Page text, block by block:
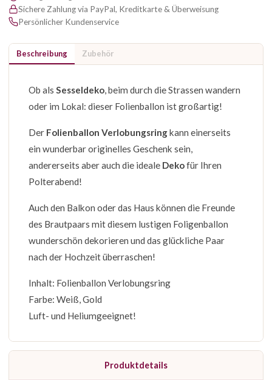
Sichere Zahlung via PayPal, Kreditkarte & Überweisung
Persönlicher Kundenservice
Beschreibung Zubehör
Ob als Sesseldeko, beim durch die Strassen wandern
oder im Lokal: dieser Folienballon ist großartig!
Der Folienballon Verlobungsringkann einerseits
ein wunderbar originelles Geschenk sein,
andererseits aber auch die ideale Dekofür Ihren
Polterabend!
Auch den Balkon oder das Haus können die Freunde
des Brautpaars mit diesem lustigen Foligenballon
wunderschön dekorieren und das glückliche Paar
nach der Hochzeit überraschen!
Inhalt: Folienballon Verlobungsring
Farbe: Weiß, Gold
Luft- und Heliumgeeignet!
Produktdetails